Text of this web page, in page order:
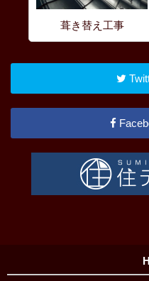
葺き替え工事